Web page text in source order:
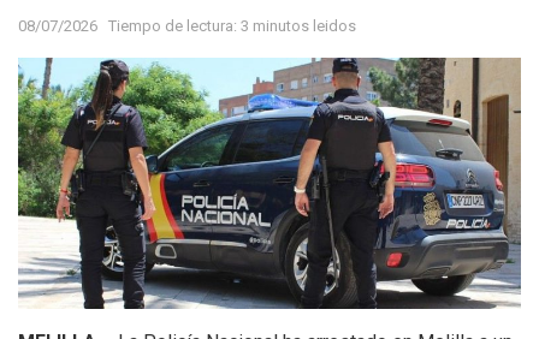
08/07/2026 Tiempo de lectura: 3 minutos leidos